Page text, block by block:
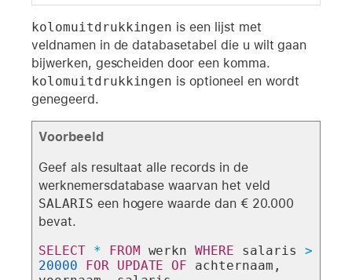
kolomuitdrukkingen is een lijst met
veldnamen in de databasetabel die u wilt gaan
bijwerken, gescheiden door een komma.
kolomuitdrukkingen is optioneel en wordt
genegeerd.
Voorbeeld
Geef als resultaat alle records in de
werknemersdatabase waarvan het veld
SALARIS een hogere waarde dan € 20.000
bevat.
SELECT * FROM werkn WHERE salaris >
20000
FOR UPDATE OF achternaam,